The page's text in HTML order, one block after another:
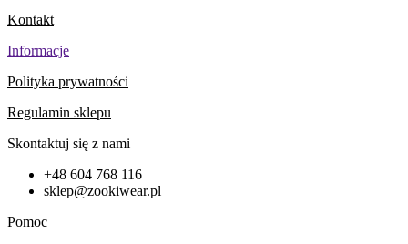
Kontakt
Informacje
Polityka prywatności
Regulamin sklepu
Skontaktuj się z nami
+48 604 768 116
sklep@zookiwear.pl
Pomoc